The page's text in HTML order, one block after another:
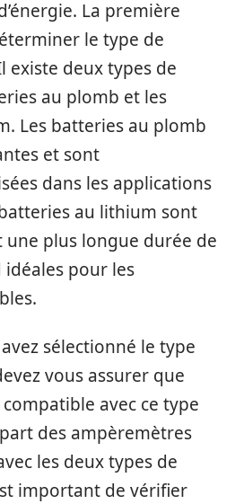
La première
le type de
existe deux types de
au plomb et les
Les batteries au plomb
et sont
dans les applications
au lithium sont
une plus longue durée de
idéales pour les
sélectionné le type
vous assurer que
avec ce type
des ampèremètres
les deux types de
important de vérifier